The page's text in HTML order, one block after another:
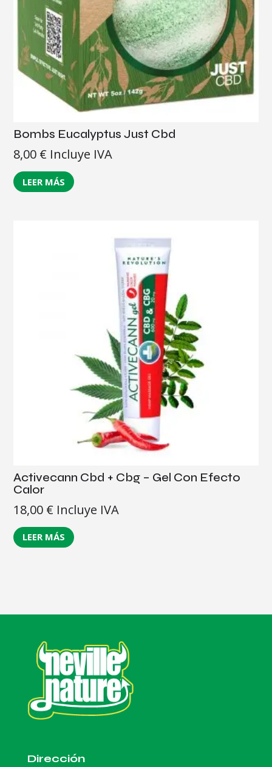
Bombs Eucalyptus Just Cbd
8,00 € Incluye IVA
LEER MÁS
Activecann Cbd + Cbg – Gel Con Efecto
Calor
18,00 € Incluye IVA
LEER MÁS
Dirección